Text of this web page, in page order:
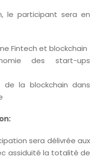
le participant sera en
Fintech et blockchain
des start-ups
de la blockchain dans
sera délivrée aux
assiduité la totalité de